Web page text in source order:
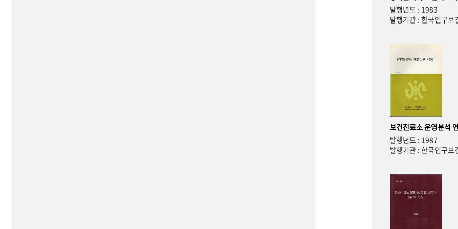
발행년도 : 1983
발행기관 : 한국인구보
보건진료소 운영분석
발행년도 : 1987
발행기관 : 한국인구보